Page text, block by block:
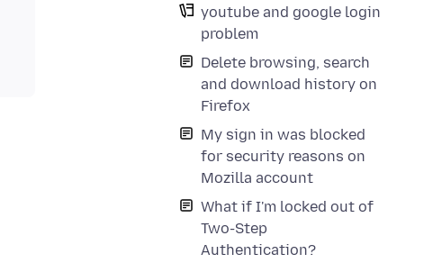
youtube and google login
problem
Delete browsing, search
and download history on
Firefox
My sign in was blocked
for security reasons on
Mozilla account
What if I'm locked out of
Two-Step
Authentication?